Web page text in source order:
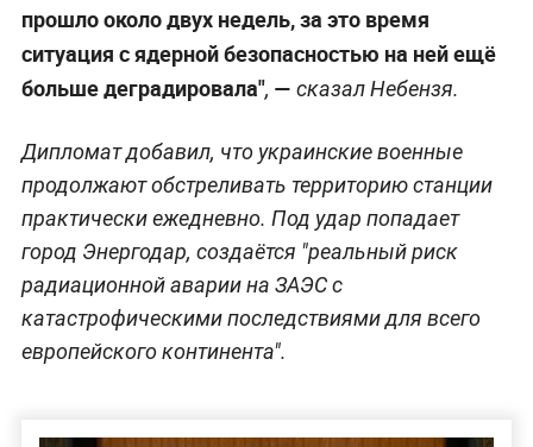
прошло около двух недель, за это время
ситуация с ядерной безопасностью на ней ещё
больше деградировала", — сказал Небензя.
Дипломат добавил, что украинские военные
продолжают обстреливать территорию станции
практически ежедневно. Под удар попадает
город Энергодар, создаётся "реальный риск
радиационной аварии на ЗАЭС с
катастрофическими последствиями для всего
европейского континента".